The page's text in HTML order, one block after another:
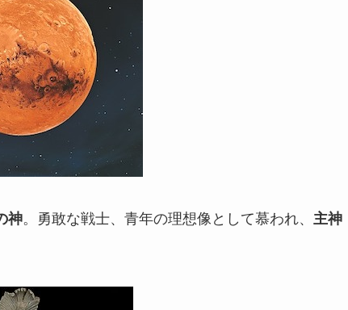
神。勇敢な戦士、青年の理想像として慕われ、 主神